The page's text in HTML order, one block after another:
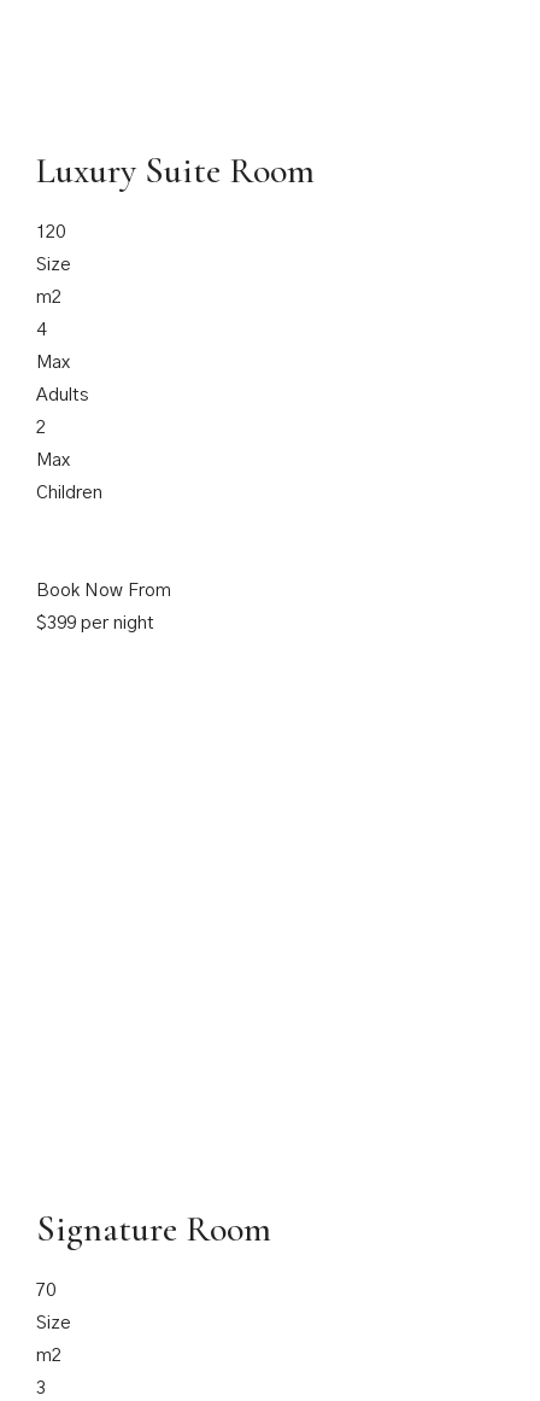
Luxury Suite Room
120
Size
m2
4
Max
Adults
2
Max
Children
Book Now From
$399 per night
Signature Room
70
Size
m2
3